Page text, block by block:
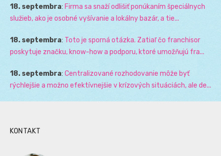
18. septembra: Firma sa snaží odlišiť ponúkaním špeciálnych
služieb, ako je osobné vyšívanie a lokálny bazár, a tie...
18. septembra: Toto je sporná otázka. Zatiaľ čo franchisor
poskytuje značku, know-how a podporu, ktoré umožňujú fra...
18. septembra: Centralizované rozhodovanie môže byť
rýchlejšie a možno efektívnejšie v krízových situáciách, ale de...
KONTAKT